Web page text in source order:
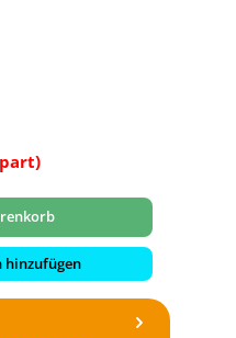
hinzufügen